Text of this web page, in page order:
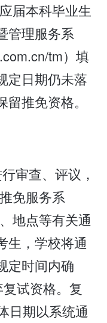
届本科毕业生
管理服务系
tm）填
定日期仍未落
推免资格。
审查、评议，
免服务系
地点等有关通
生，学校将通
定时间内确
试资格。复
日期以系统通